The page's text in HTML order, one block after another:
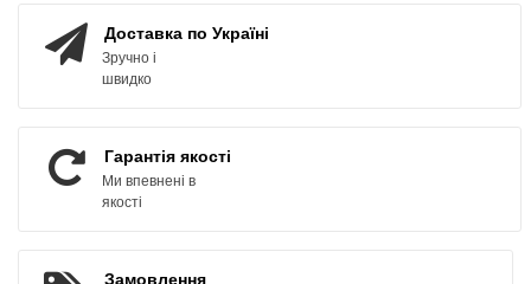
Доставка по Україні
Зручно і
швидко
Гарантія якості
Ми впевнені в
якості
Замовлення